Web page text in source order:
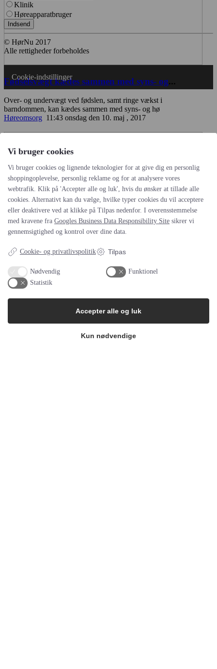
Fødselsvægt kædes sammen med syns- og...
Over- og undervægt ved fødslen, samt ringe vækst i
barndommen, kan kædes sammen med syns- og hø
Høreomsorg 11:43 onsdag den 10. maj , 2017
Akupunktur mod hørenedsættelse
af de mest troværdige udgivelser
Høreomsorg 11:39 fredag den 5. maj , 2017
Klinik
Høreapparatbruger
Indsend
© HørNu 2017
Alle rettigheder forbeholdes
Cookie-indstillinger
Vi bruger cookies
Vi bruger cookies og lignende teknologier for at give dig en personlig
shoppingoplevelse, personlig reklame og for at analysere vores
webtrafik. Klik på 'Accepter alle og luk', hvis du ønsker at tillade alle
cookies. Alternativt kan du vælge, hvilke typer cookies du vil acceptere
eller deaktivere ved at klikke på Tilpas nedenfor. I overensstemmelse
med kravene fra Googles Business Data Responsibility Site sikrer vi
gennemsigtighed og kontrol over dine data.
Cookie- og privatlivspolitik Tilpas
Nødvendig
Funktionel
Statistik
Kun nødvendige
Accepter alle og luk